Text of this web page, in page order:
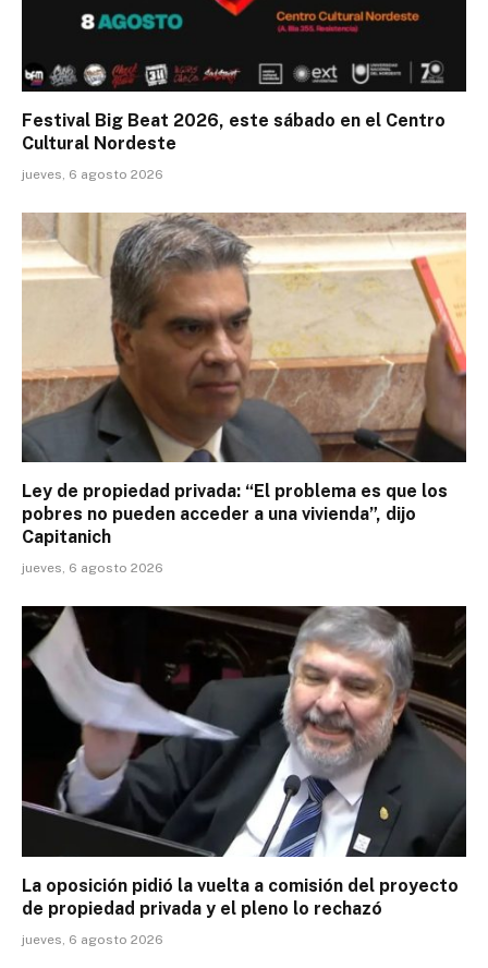
Festival Big Beat 2026, este sábado en el Centro
Cultural Nordeste
jueves, 6 agosto 2026
Ley de propiedad privada: “El problema es que los
pobres no pueden acceder a una vivienda”, dijo
Capitanich
jueves, 6 agosto 2026
La oposición pidió la vuelta a comisión del proyecto
de propiedad privada y el pleno lo rechazó
jueves, 6 agosto 2026